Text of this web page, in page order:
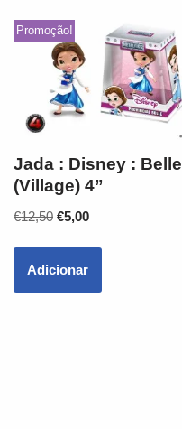
Promoção!
Jada : Disney : Belle
(Village) 4”
€12,50 €5,00
Adicionar